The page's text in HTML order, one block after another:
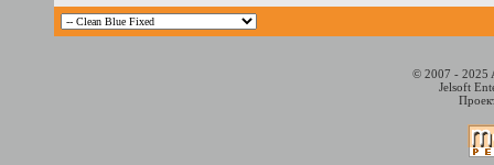
© 2007 - 2025
Jelsoft